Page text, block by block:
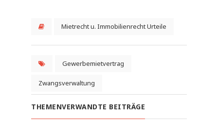
Mietrecht u. Immobilienrecht Urteile
Gewerbemietvertrag
Zwangsverwaltung
THEMENVERWANDTE BEITRÄGE